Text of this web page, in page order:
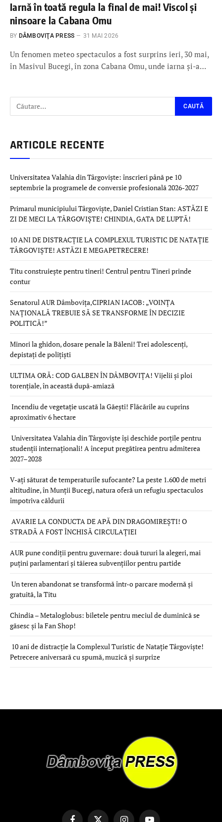
Iarnă în toată regula la final de mai! Viscol și
ninsoare la Cabana Omu
BY DÂMBOVIŢA PRESS 31 MAI 2026
Un fenomen meteo spectaculos a fost surprins ieri, 30 mai,
în Masivul Bucegi, în zona Cabana Omu, unde iarna și-a…
ARTICOLE RECENTE
Universitatea Valahia din Târgoviște: înscrieri până pe 10
septembrie la programele de conversie profesională 2026-2027
Primarul municipiului Târgoviște, Daniel Cristian Stan: ASTĂZI E
ZI DE MECI LA TÂRGOVIȘTE! CHINDIA, GATA DE LUPTĂ!
10 ANI DE DISTRACȚIE LA COMPLEXUL TURISTIC DE NATAȚIE
TÂRGOVIȘTE! ASTĂZI E MEGAPETRECERE!
Titu construiește pentru tineri! Centrul pentru Tineri prinde
contur
Senatorul AUR Dâmbovița,CIPRIAN IACOB: „VOINȚA
NAȚIONALĂ TREBUIE SĂ SE TRANSFORME ÎN DECIZIE
POLITICĂ!”
Minori la ghidon, dosare penale la Băleni! Trei adolescenți,
depistați de polițiști
ULTIMA ORĂ: COD GALBEN ÎN DÂMBOVIȚA! Vijelii și ploi
torențiale, în această după-amiază
Incendiu de vegetație uscată la Găești! Flăcările au cuprins
aproximativ 6 hectare
Universitatea Valahia din Târgoviște își deschide porțile pentru
studenții internaționali! A început pregătirea pentru admiterea
2027–2028
V-ați săturat de temperaturile sufocante? La peste 1.600 de metri
altitudine, în Munții Bucegi, natura oferă un refugiu spectaculos
împotriva căldurii
AVARIE LA CONDUCTA DE APĂ DIN DRAGOMIREȘTI! O
STRADĂ A FOST ÎNCHISĂ CIRCULAȚIEI
AUR pune condiții pentru guvernare: două tururi la alegeri, mai
puțini parlamentari și tăierea subvențiilor pentru partide
Un teren abandonat se transformă într-o parcare modernă și
gratuită, la Titu
Chindia – Metaloglobus: biletele pentru meciul de duminică se
găsesc și la Fan Shop!
10 ani de distracție la Complexul Turistic de Natație Târgoviște!
Petrecere aniversară cu spumă, muzică și surprize